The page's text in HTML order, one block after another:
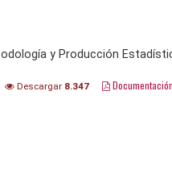
y Producción
Descargar 8.347